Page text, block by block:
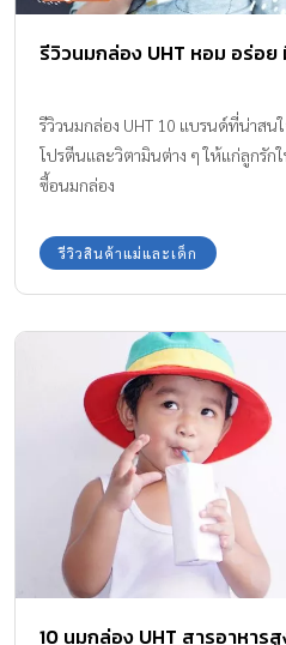
รีวิวนมกล่อง UHT หอม อร่อย
รีวิวนมกล่อง UHT 10 แบรนด์ที่น่าสน
โปรตีนและวิตามินต่าง ๆ ให้แก่ลูกรัก
ซื้อนมกล่อง
รีวิวสินค้าแม่และเด็ก
10 นมกล่อง UHT สารอาหาร